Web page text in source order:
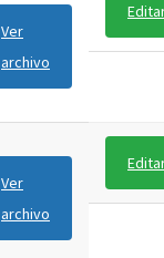
Ver
archivo
Ver
archivo